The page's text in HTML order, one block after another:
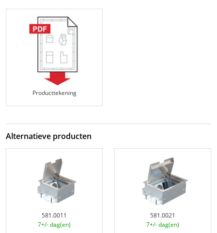
Producttekening
Alternatieve producten
581.0011
7+/- dag(en)
581.0021
7+/- dag(en)